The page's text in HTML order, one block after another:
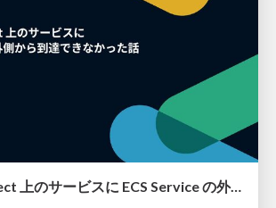
Service Connect 上のサービスに ECS Service の外側から到達できなかった話